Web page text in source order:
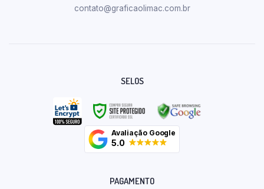
contato@graficaolimac.com.br
SELOS
Avaliação Google
5.0
PAGAMENTO